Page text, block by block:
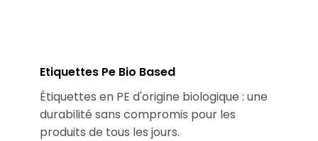
Etiquettes Pe Bio Based
Étiquettes en PE d'origine biologique : une
durabilité sans compromis pour les
produits de tous les jours.